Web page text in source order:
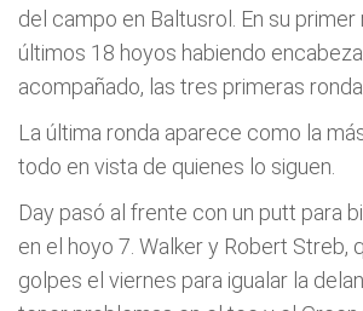
del campo en Baltusrol. En su primer
últimos 18 hoyos habiendo
acompañado, las tres primeras
La última ronda aparece como la
todo en vista de quienes lo siguen.
Day pasó al frente con un putt para
en el hoyo 7. Walker y Robert Streb,
golpes el viernes para igualar la